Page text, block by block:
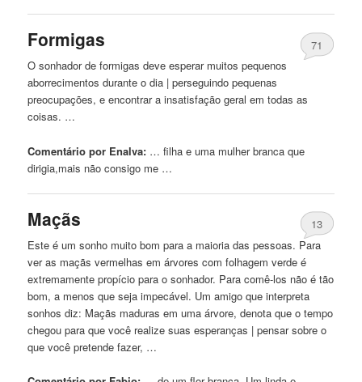
Formigas
71
O sonhador de formigas deve esperar muitos pequenos
aborrecimentos durante o dia | perseguindo pequenas
preocupações, e encontrar a insatisfação geral em todas as
coisas. …
Comentário por Enalva: … filha e uma mulherbranca que
dirigia,mais não consigo me …
Maçãs
13
Este é um sonho muito bom para a maioria das pessoas. Para
ver as maçãs vermelhas em árvores com folhagem verde é
extremamente propício para o sonhador. Para comê-los não é tão
bom, a menos que seja impecável. Um amigo que interpreta
sonhos diz: Maçãs maduras em uma árvore, denota que o tempo
chegou para que você realize suas esperanças | pensar sobre o
que você pretende fazer, …